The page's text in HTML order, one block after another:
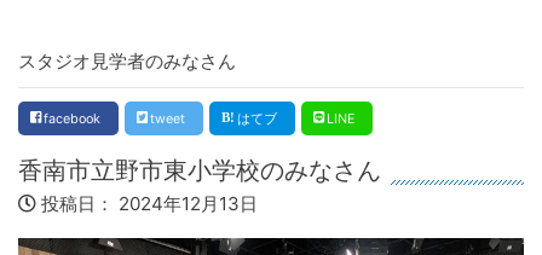
スタジオ見学者のみなさん
facebook tweet はてブ LINE
香南市立野市東小学校のみなさん
投稿日： 2024年12月13日